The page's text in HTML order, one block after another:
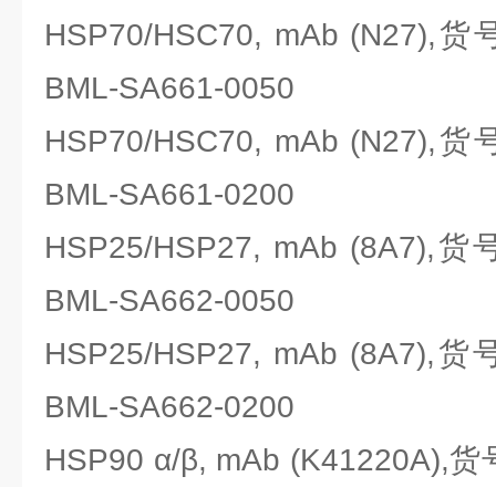
HSP70/HSC70, mAb (N27),货
BML-SA661-0050
HSP70/HSC70, mAb (N27),货
BML-SA661-0200
HSP25/HSP27, mAb (8A7),货
BML-SA662-0050
HSP25/HSP27, mAb (8A7),货
BML-SA662-0200
HSP90 α/β, mAb (K41220A),货